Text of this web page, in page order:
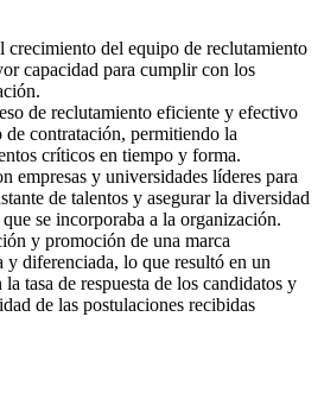
crecimiento del equipo de reclutamiento
capacidad para cumplir con los
de reclutamiento eficiente y efectivo
contratación, permitiendo la
críticos en tiempo y forma.
empresas y universidades líderes para
de talentos y asegurar la diversidad
se incorporaba a la organización.
y promoción de una marca
y diferenciada, lo que resultó en un
tasa de respuesta de los candidatos y
de las postulaciones recibidas